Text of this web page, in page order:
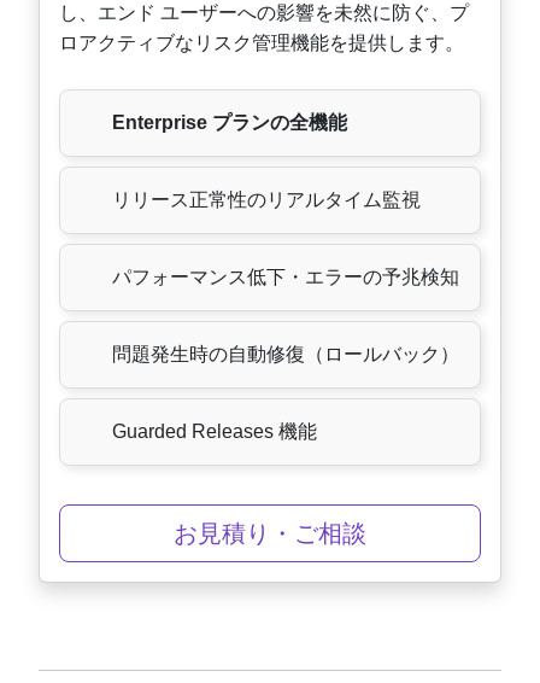
し、エンド ユーザーへの影響を未然に防ぐ、プ
ロアクティブなリスク管理機能を提供します。
Enterprise プランの全機能
リリース正常性のリアルタイム監視
パフォーマンス低下・エラーの予兆検知
問題発生時の自動修復（ロールバック）
Guarded Releases 機能
お見積り・ご相談